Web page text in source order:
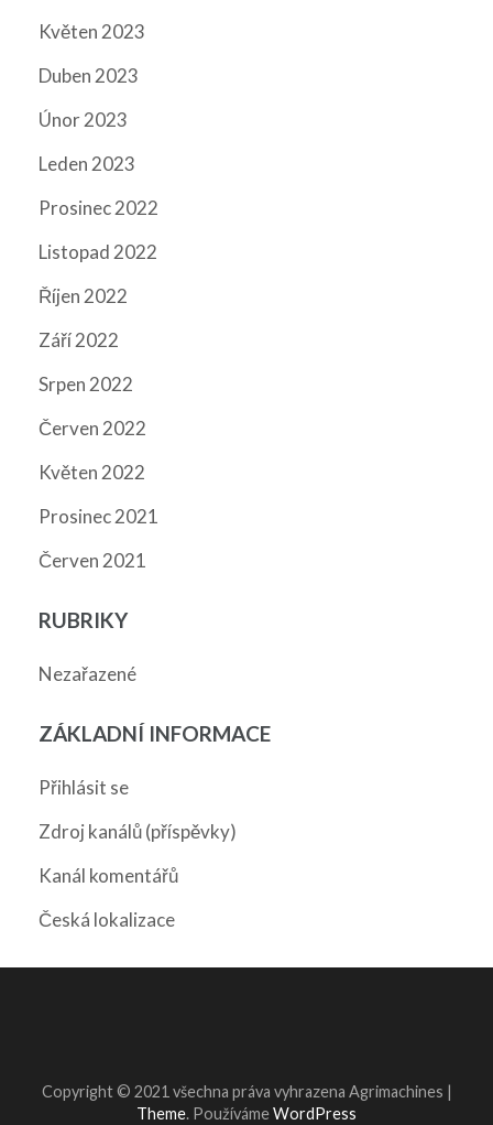
Květen 2023
Duben 2023
Únor 2023
Leden 2023
Prosinec 2022
Listopad 2022
Říjen 2022
Září 2022
Srpen 2022
Červen 2022
Květen 2022
Prosinec 2021
Červen 2021
RUBRIKY
Nezařazené
ZÁKLADNÍ INFORMACE
Přihlásit se
Zdroj kanálů (příspěvky)
Kanál komentářů
Česká lokalizace
Copyright © 2021 všechna práva vyhrazena Agrimachines |
Theme. PoužívámeWordPress